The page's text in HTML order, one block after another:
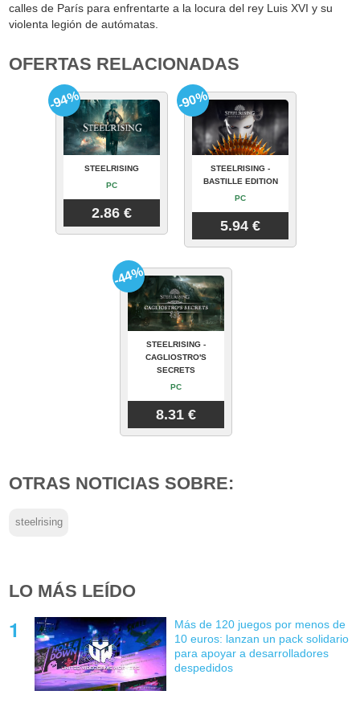
calles de París para enfrentarte a la locura del rey Luis XVI y su
violenta legión de autómatas.
OFERTAS RELACIONADAS
STEELRISING
PC
2.86 €
-94%
STEELRISING -
BASTILLE EDITION
PC
5.94 €
-90%
STEELRISING -
CAGLIOSTRO'S
SECRETS
PC
8.31 €
-44%
OTRAS NOTICIAS SOBRE:
steelrising
LO MÁS LEÍDO
Más de 120 juegos por menos de
10 euros: lanzan un pack solidario
para apoyar a desarrolladores
despedidos